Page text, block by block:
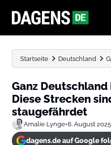
Startseite Deutschland
Ganz Deutschland
Diese Strecken
staugefährdet
Amalie Lynge•6. August 2025
dagens.de auf Google